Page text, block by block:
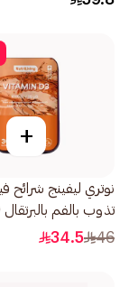
+
تذوب بالفم بالبرتقال 30قطعة
46
34.5